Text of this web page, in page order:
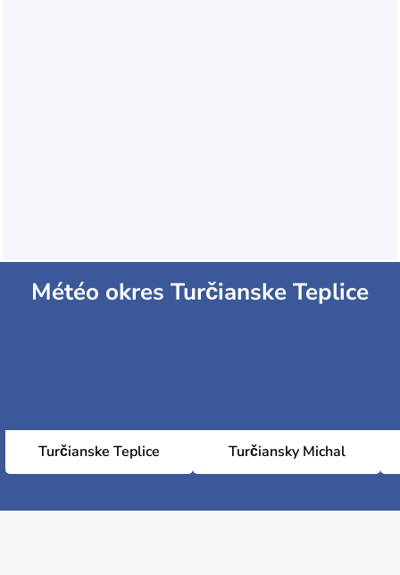
Météo okres Turčianske Teplice
Turčianske Teplice Turčiansky Michal